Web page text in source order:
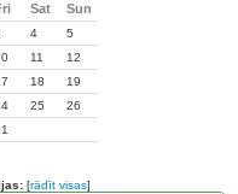
Sat Sun
4
5
11
12
18
19
25
26
[rādīt visas]